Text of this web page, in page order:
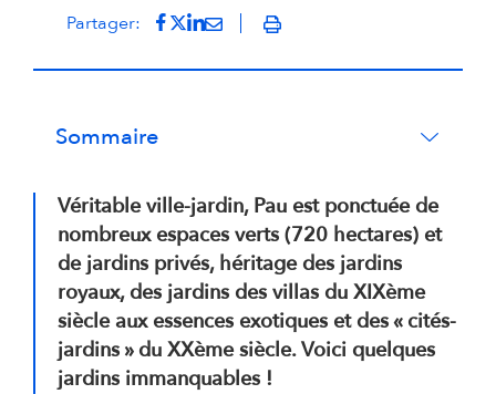
Partager: Partager sur Facebook
(s'ouvre dans un nouvel onglet)
Partager sur Twitter
(s'ouvre dans un nouvel onglet)
Partager sur LinkedIn
(s'ouvre dans un nouvel onglet)
Partager par mail
(s'ouvre dans un nouvel
Imprimer
Sommaire
Véritable ville-jardin, Pau est ponctuée de
nombreux espaces verts (720 hectares) et
de jardins privés, héritage des jardins
royaux, des jardins des villas du XIXème
siècle aux essences exotiques et des « cités-
jardins » du XXème siècle. Voici quelques
jardins immanquables !